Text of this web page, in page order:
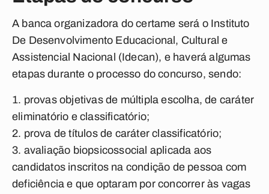
A banca organizadora do certame será o Instituto
De Desenvolvimento Educacional, Cultural e
Assistencial Nacional (Idecan), e haverá algumas
etapas durante o processo do concurso, sendo:
provas objetivas de múltipla escolha, de caráter
eliminatório e classificatório;
prova de títulos de caráter classificatório;
avaliação biopsicossocial aplicada aos
candidatos inscritos na condição de pessoa com
deficiência e que optaram por concorrer às vagas